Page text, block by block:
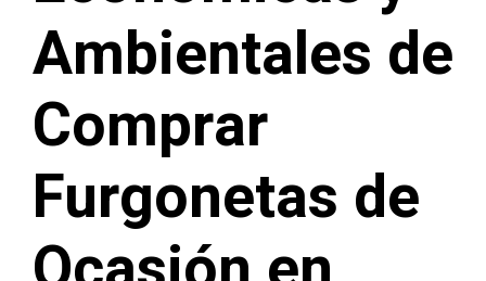
Ambientales de
Comprar
Furgonetas de